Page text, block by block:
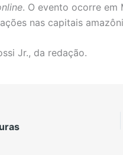
. O evento ocorre em
nas capitais
Jr., da redação.